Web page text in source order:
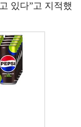
있다”고 지적했